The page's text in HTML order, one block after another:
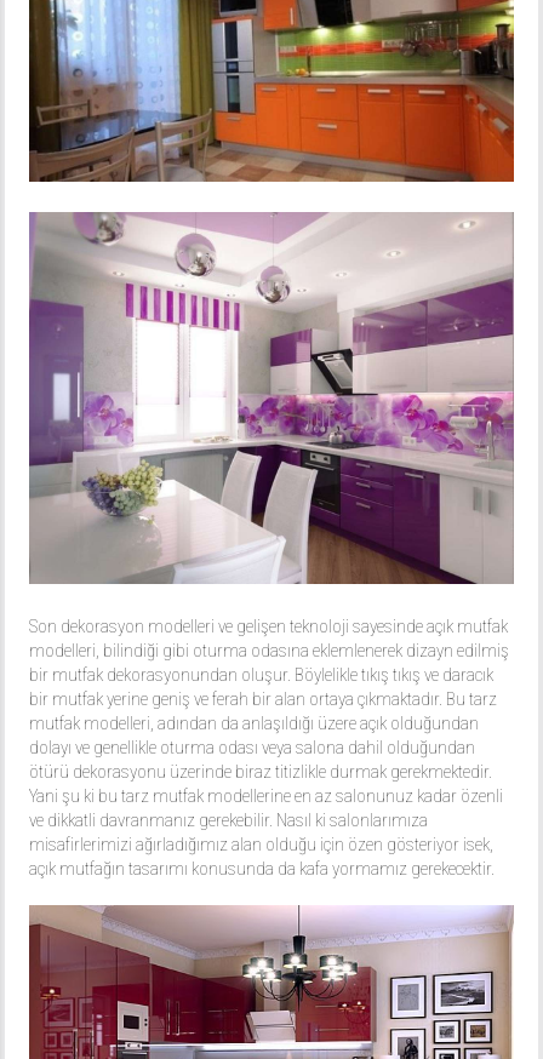
Son dekorasyon modelleri ve gelişen teknoloji sayesinde açık mutfak
modelleri, bilindiği gibi oturma odasına eklemlenerek dizayn edilmiş
bir mutfak dekorasyonundan oluşur. Böylelikle tıkış tıkış ve daracık
bir mutfak yerine geniş ve ferah bir alan ortaya çıkmaktadır. Bu tarz
mutfak modelleri, adından da anlaşıldığı üzere açık olduğundan
dolayı ve genellikle oturma odası veya salona dahil olduğundan
ötürü dekorasyonu üzerinde biraz titizlikle durmak gerekmektedir.
Yani şu ki bu tarz mutfak modellerine en az salonunuz kadar özenli
ve dikkatli davranmanız gerekebilir. Nasıl ki salonlarımıza
misafirlerimizi ağırladığımız alan olduğu için özen gösteriyor isek,
açık mutfağın tasarımı konusunda da kafa yormamız gerekecektir.